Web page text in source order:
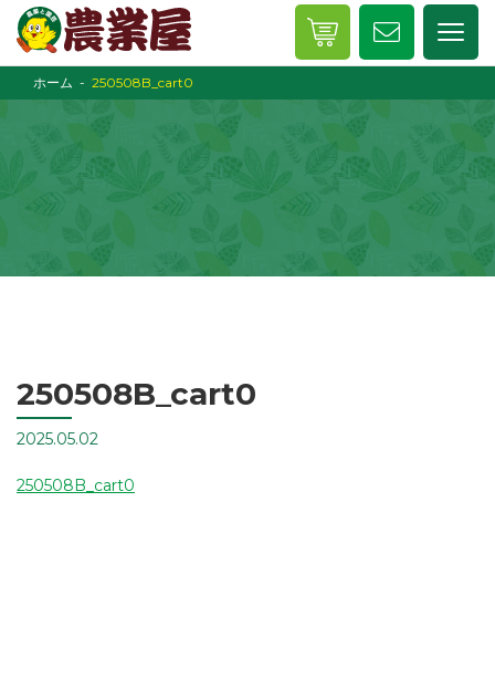
ホーム 250508B_cart0
250508B_cart0
2025.05.02
250508B_cart0